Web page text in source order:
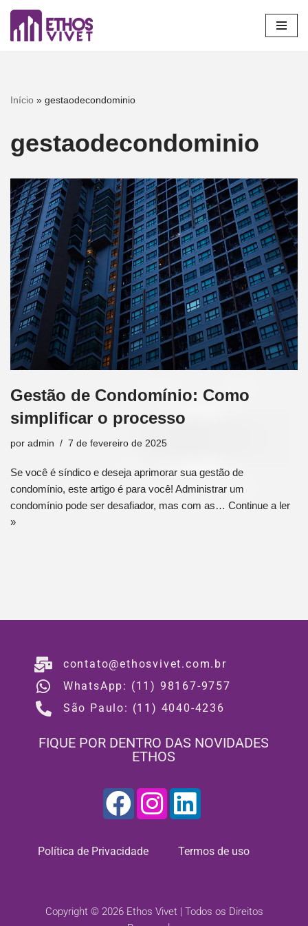
Início » gestaodecondominio
gestaodecondominio
Gestão de Condomínio: Como
simplificar o processo
por admin 7 de fevereiro de 2025
Se você é síndico e deseja aprimorar sua gestão de
condomínio, este artigo é para você! Administrar um
condomínio pode ser desafiador, mas com as… Continue a ler
»
contato@ethosvivet.com.br
WhatsApp: (11) 98167-9757
São Paulo: (11) 4040-4236
FIQUE POR DENTRO DAS NOVIDADES
ETHOS
Política de Privacidade Termos de uso
Copyright © 2026 Ethos Vivet | Todos os Direitos